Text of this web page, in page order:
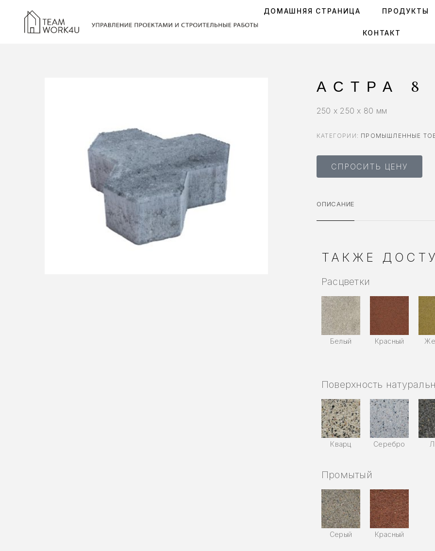
ДОМАШНЯЯ СТРАНИЦА ПРОДУКТЫ
КОНТАКТ
АСТРА 8
250 x 250 x 80 мм
КАТЕГОРИИ: ПРОМЫШЛЕННЫЕ
СПРОСИТЬ ЦЕНУ
ОПИСАНИЕ
ТАКЖЕ
Расцветки
Белый Красный
Поверхность
Кварц Серебро
Промытый
Серый Красный